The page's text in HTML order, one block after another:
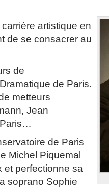
artistique en
de se consacrer au
de
de Paris.
metteurs
Jean
de Paris
Michel Piquemal
et perfectionne sa
soprano Sophie